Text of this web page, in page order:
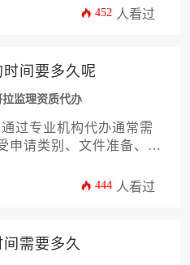
素的影响。对于计划进
452 人看过
间要多久呢
拉监理资质代办
过专业机构代办通常需
申请类别、文件准备、官
444 人看过
需要多久